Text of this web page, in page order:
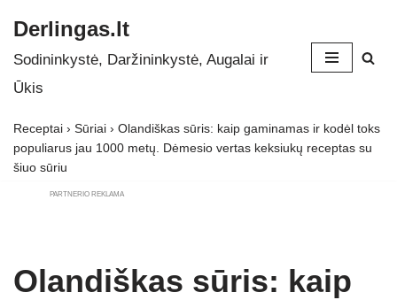
Skip
to
Derlingas.lt
Sodininkystė, Daržininkystė, Augalai ir
Ūkis
Receptai › Sūriai › Olandiškas sūris: kaip gaminamas ir kodėl toks
populiarus jau 1000 metų. Dėmesio vertas keksiukų receptas su
šiuo sūriu
PARTNERIO REKLAMA
Olandiškas sūris: kaip